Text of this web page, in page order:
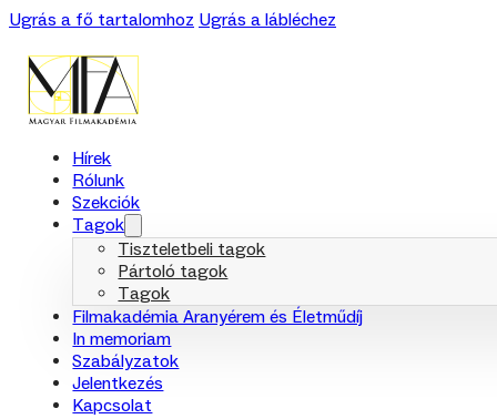
Ugrás a fő tartalomhoz Ugrás a lábléchez
Hírek
Rólunk
Szekciók
Tagok
Tiszteletbeli tagok
Pártoló tagok
Tagok
Filmakadémia Aranyérem és Életműdíj
In memoriam
Szabályzatok
Jelentkezés
Kapcsolat